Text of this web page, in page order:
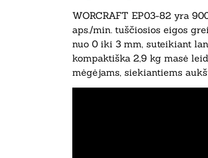
WORCRAFT EP03-82 yra
aps./min. tuščiosios eigos
nuo 0 iki 3 mm, suteikiant
kompaktiška 2,9 kg masė
mėgėjams, siekiantiems